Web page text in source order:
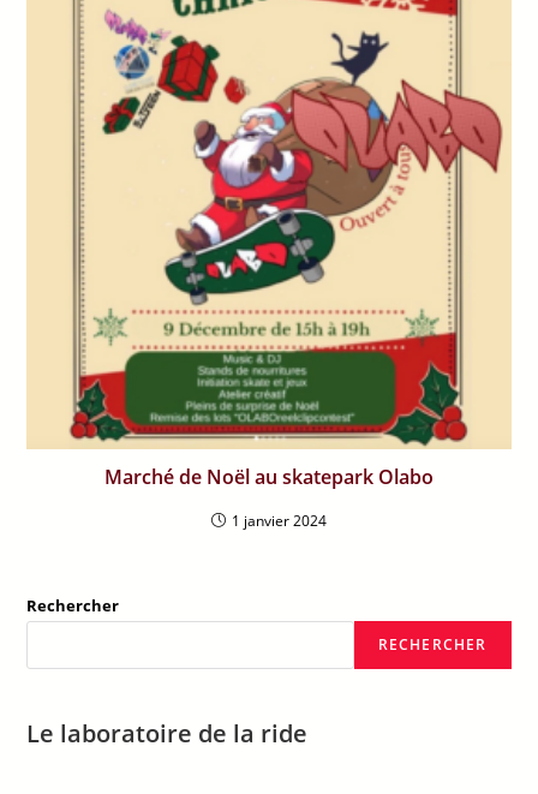
Marché de Noël au skatepark Olabo
1 janvier 2024
Rechercher
RECHERCHER
Le laboratoire de la ride